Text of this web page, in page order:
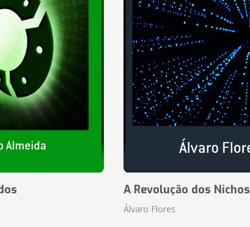
A Revolução dos Nichos
Álvaro Flores